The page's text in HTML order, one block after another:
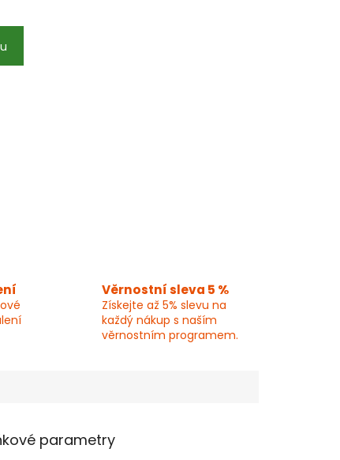
Věrnostní sleva 5 %
Získejte až 5% slevu na
každý nákup s naším
věrnostním programem.
parametry